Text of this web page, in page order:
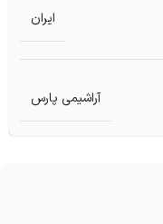
ایران
آراشیمی پارس